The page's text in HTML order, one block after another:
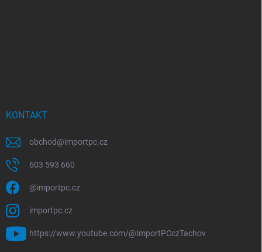
KONTAKT
obchod@importpc.cz
603 593 660
@importpc.cz
importpc.cz
https://www.youtube.com/@ImportPCczTachov